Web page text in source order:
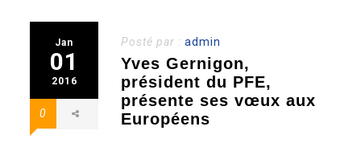
Jan
01
2016
0
Posté par :admin
Yves Gernigon,
président du PFE,
présente ses vœux aux
Européens